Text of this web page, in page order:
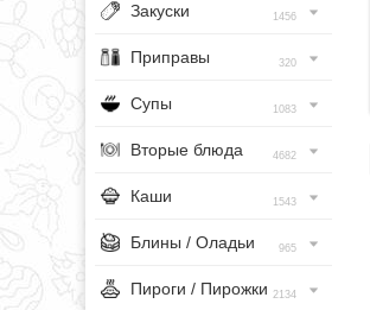
Закуски 1456
Приправы 320
Супы 1083
Вторые блюда 4682
Каши 1543
Блины / Оладьи 965
Пироги / Пирожки 2134